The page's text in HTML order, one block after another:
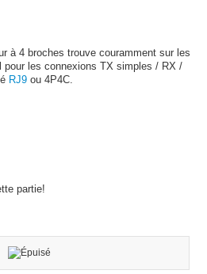
à 4 broches trouve couramment sur les
pour les connexions TX simples / RX /
RJ9 ou 4P4C.
partie!